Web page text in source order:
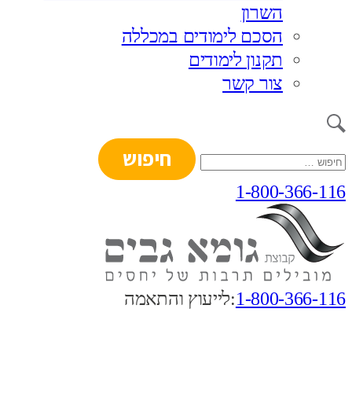
השרון
הסכם לימודים במכללה
תקנון לימודים
צור קשר
חיפוש:
1-800-366-116
1-800-366-116:לייעוץ והתאמה